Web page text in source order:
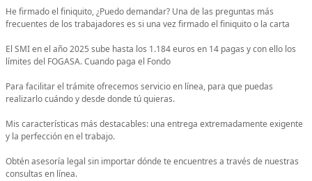
He firmado el finiquito, ¿Puedo demandar? Una de las preguntas más
frecuentes de los trabajadores es si una vez firmado el finiquito o la carta
El SMI en el año 2025 sube hasta los 1.184 euros en 14 pagas y con ello los
límites del FOGASA. Cuando paga el Fondo
Para facilitar el trámite ofrecemos servicio en línea, para que puedas
realizarlo cuándo y desde donde tú quieras.
Mis características más destacables: una entrega extremadamente exigente
y la perfección en el trabajo.
Obtén asesoría legal sin importar dónde te encuentres a través de nuestras
consultas en línea.